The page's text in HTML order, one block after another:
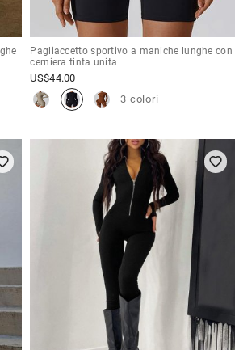
Pagliaccetto sportivo a maniche lunghe con
cerniera tinta unita
US$44.00
3 colori